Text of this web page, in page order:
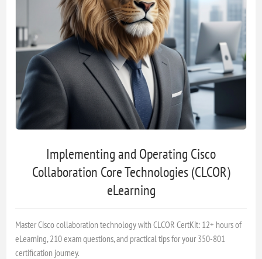
Implementing and Operating Cisco
Collaboration Core Technologies (CLCOR)
eLearning
Master Cisco collaboration technology with CLCOR CertKit: 12+ hours of
eLearning, 210 exam questions, and practical tips for your 350-801
certification journey.